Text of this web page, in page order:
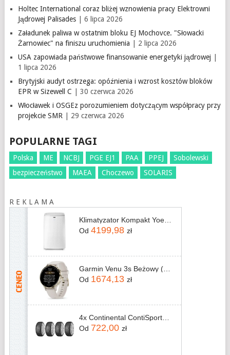
Holtec International coraz bliżej wznowienia pracy Elektrowni
Jądrowej Palisades| 6 lipca 2026
Załadunek paliwa w ostatnim bloku EJ Mochovce. "Słowacki
Żarnowiec" na finiszu uruchomienia | 2 lipca 2026
USA zapowiada państwowe finansowanie energetyki jądrowej
1 lipca 2026
Brytyjski audyt ostrzega: opóźnienia i wzrost kosztów bloków
EPR w Sizewell C | 30 czerwca 2026
Włocławek i OSGEz porozumieniem dotyczącym współpracy przy
projekcie SMR| 29 czerwca 2026
POPULARNE TAGI
Polska ME NCBJ PGE EJ1 PAA PPEJ
Sobolewski
bezpieczeństwo
MAEA Choczewo SOLARIS
R E K L A M A
Klimatyzator Kompakt Yoer 4,7kW PAC02W
Od 4199,98 zł
Garmin Venu 3s Beżowy (0100278502)
Od 1674,13 zł
4x Continental ContiSportContact 5 245/45R18 96W
Od 722,00 zł